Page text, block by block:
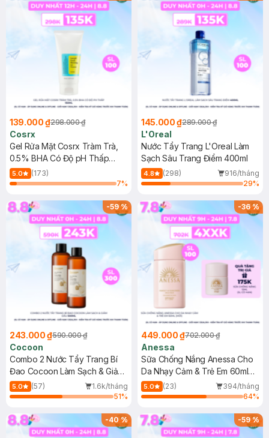
139.000 ₫298.000 ₫
Cosrx
Gel Rửa Mặt Cosrx Tràm Trà,
0.5% BHA Có Độ pH Thấp
150ml
5.0
(173)
7%
145.000 ₫289.000 ₫
L'Oreal
Nước Tẩy Trang L'Oreal Làm
Sạch Sâu Trang Điểm 400ml
4.8 (298)
916/tháng
29%
-59%
243.000 ₫590.000 ₫
Cocoon
Combo 2 Nước Tẩy Trang Bí
Đao Cocoon Làm Sạch & Giảm
Dầu 500ml
5.0 (57)
1.6k/tháng
51%
-36%
449.000 ₫702.000 ₫
Anessa
Sữa Chống Nắng Anessa Cho
Da Nhạy Cảm & Trẻ Em 60ml
(Mới)
5.0 (23)
394/tháng
64%
-40% -59%